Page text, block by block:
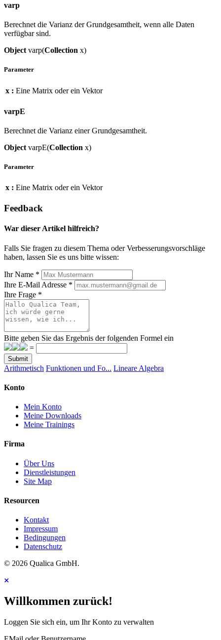
varp
Berechnet die Varianz der Grundgesamtheit, wenn alle Daten
verfügbar sind.
Object varp(Collection x)
Parameter
x : Eine Matrix oder ein Vektor
varpE
Berechnet die Varianz einer Grundgesamtheit.
Object varpE(Collection x)
Parameter
x : Eine Matrix oder ein Vektor
Feedback
War dieser Artikel hilfreich?
Falls Sie fragen zu diesem Thema oder Verbesserungsvorschläge
haben, lassen Sie es uns bitte wissen:
Ihr Name *
Ihre E-Mail Adresse *
Ihre Frage *
Bitte geben Sie das Ergebnis der folgenden Formel ein
=
Submit
Arithmetisch Funktionen und Fo... Lineare Algebra
Konto
Mein Konto
Meine Downloads
Meine Trainings
Firma
Über Uns
Dienstleistungen
Site Map
Resourcen
Kontakt
Impressum
Bedingungen
Datenschutz
© 2026 Qualica GmbH.
Willkommen zurück!
Loggen Sie sich ein, um Ihr Konto zu verwalten